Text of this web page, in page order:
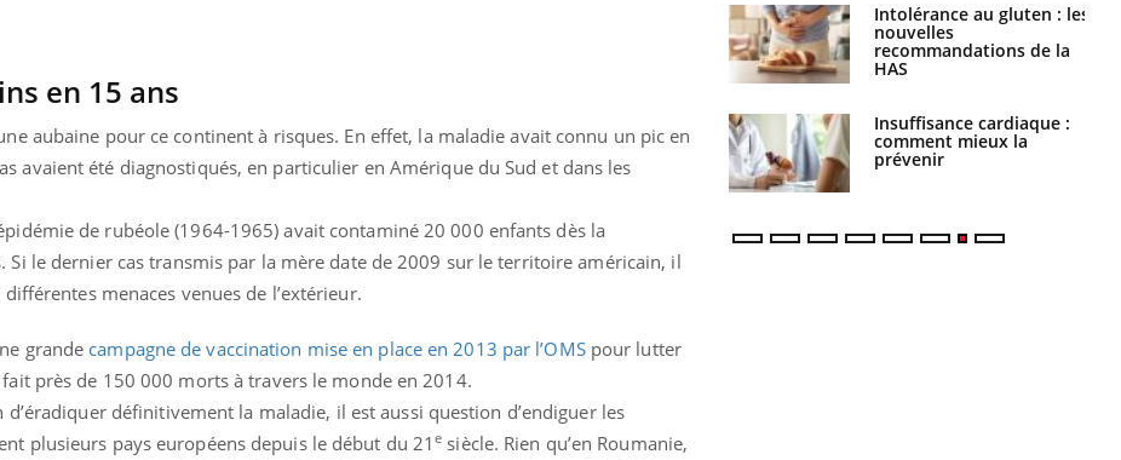
en 15 ans
aubaine pour ce continent à risques. En effet, la maladie avait connu un pic en
avaient été diagnostiqués, en particulier en Amérique du Sud et dans les
de rubéole (1964-1965) avait contaminé 20 000 enfants dès la
Si le dernier cas transmis par la mère date de 2009 sur le territoire américain, il
menaces venues de l’extérieur.
grande campagne de vaccination mise en place en 2013 par l’OMSpour lutter
près de 150 000 morts à travers le monde en 2014.
d’éradiquer définitivement la maladie, il est aussi question d’endiguer les
plusieurs pays européens depuis le début du 21e siècle. Rien qu’en Roumanie,
traitement autorisé aux
États-Unis ?
comment mieux la
prévenir
Grossesse : ces polluants
pourraient influencer le
poids des enfants
Autisme : pourquoi le
cerveau reconnaît-il les
visages autrement ?